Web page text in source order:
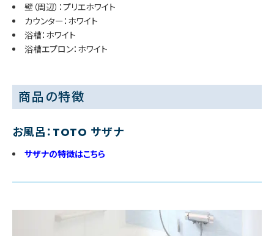
壁（周辺）：プリエホワイト
カウンター：ホワイト
浴槽：ホワイト
浴槽エプロン：ホワイト
商品の特徴
お風呂：TOTO サザナ
サザナの特徴はこちら